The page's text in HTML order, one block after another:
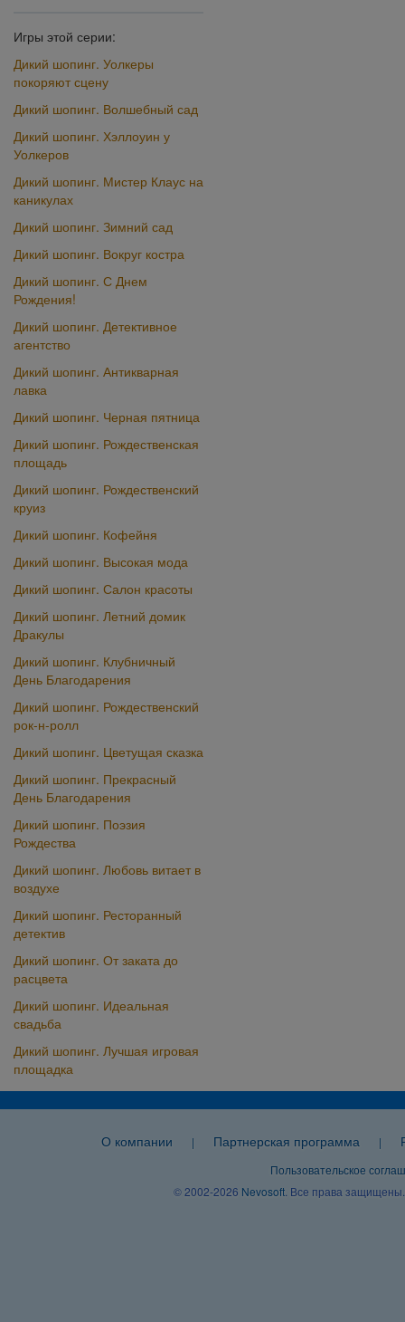
Игры этой серии:
Дикий шопинг. Уолкеры
покоряют сцену
Дикий шопинг. Волшебный сад
Дикий шопинг. Хэллоуин у
Уолкеров
Дикий шопинг. Мистер Клаус на
каникулах
Дикий шопинг. Зимний сад
Дикий шопинг. Вокруг костра
Дикий шопинг. С Днем
Рождения!
Дикий шопинг. Детективное
агентство
Дикий шопинг. Антикварная
лавка
Дикий шопинг. Черная пятница
Дикий шопинг. Рождественская
площадь
Дикий шопинг. Рождественский
круиз
Дикий шопинг. Кофейня
Дикий шопинг. Высокая мода
Дикий шопинг. Салон красоты
Дикий шопинг. Летний домик
Дракулы
Дикий шопинг. Клубничный
День Благодарения
Дикий шопинг. Рождественский
рок-н-ролл
Дикий шопинг. Цветущая сказка
Дикий шопинг. Прекрасный
День Благодарения
Дикий шопинг. Поэзия
Рождества
Дикий шопинг. Любовь витает в
воздухе
Дикий шопинг. Ресторанный
детектив
Дикий шопинг. От заката до
расцвета
Дикий шопинг. Идеальная
свадьба
Дикий шопинг. Лучшая игровая
площадка
О компании | Партнерская программа |
Пользовательское
© 2002-2026 Nevosoft . Все права защищены